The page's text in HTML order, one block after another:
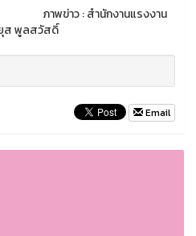
กงานแรงงาน
ส พูลสวัสดิ์
Email